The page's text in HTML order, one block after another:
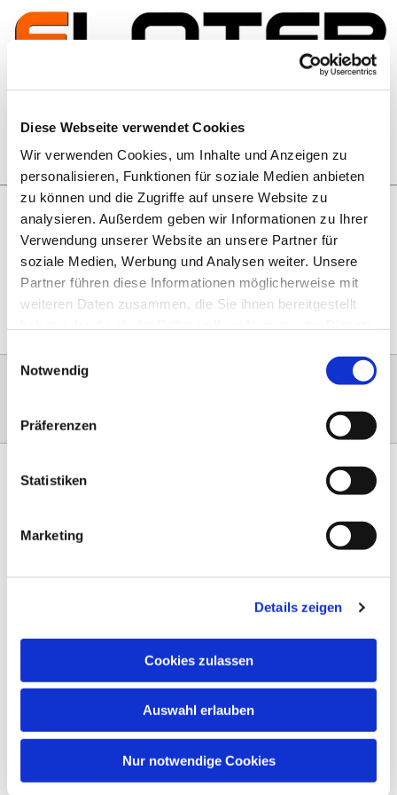
Diese Webseite verwendet Cookies
Wir verwenden Cookies, um Inhalte und Anzeigen zu
personalisieren, Funktionen für soziale Medien anbieten
zu können und die Zugriffe auf unsere Website zu
analysieren. Außerdem geben wir Informationen zu Ihrer
Verwendung unserer Website an unsere Partner für
soziale Medien, Werbung und Analysen weiter. Unsere
Partner führen diese Informationen möglicherweise mit
weiteren Daten zusammen, die Sie ihnen bereitgestellt
Einwilligungsauswahl
Notwendig
Präferenzen
Statistiken
Marketing
Details zeigen
Cookies zulassen
Auswahl erlauben
Nur notwendige Cookies
Zum Inhalt springen
Artikelsuche
Rechtliches
Hier geht es zu unserenAGB , zumWiderrufsrecht, zum
Impressum und zu unseremDatenschutz.
0151 68134038
Datenschutz
AGB
Widerruf